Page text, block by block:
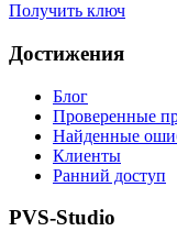
Получить ключ
Достижения
Блог
Проверенные
Найденные
Клиенты
Ранний доступ
PVS-Studio